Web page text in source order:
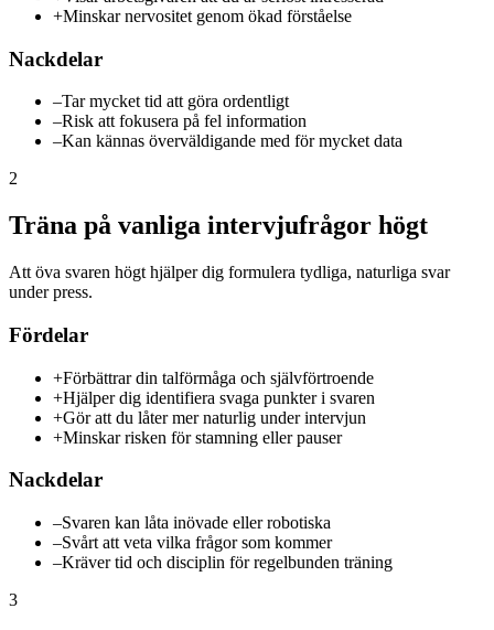
+Minskar nervositet genom ökad förståelse
Nackdelar
–Tar mycket tid att göra ordentligt
–Risk att fokusera på fel information
–Kan kännas överväldigande med för mycket data
2
Träna på vanliga intervjufrågor högt
Att öva svaren högt hjälper dig formulera tydliga, naturliga svar
under press.
Fördelar
+Förbättrar din talförmåga och självförtroende
+Hjälper dig identifiera svaga punkter i svaren
+Gör att du låter mer naturlig under intervjun
+Minskar risken för stamning eller pauser
Nackdelar
–Svaren kan låta inövade eller robotiska
–Svårt att veta vilka frågor som kommer
–Kräver tid och disciplin för regelbunden träning
3